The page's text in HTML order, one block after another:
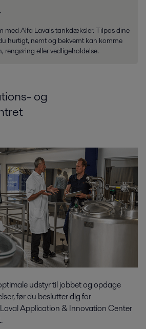
med Alfa Lavals tankdæksler. Tilpas dine
hurtigt, nemt og bekvemt kan komme
rengøring eller vedligeholdelse.
og
udstyr til jobbet og opdage
før du beslutter dig for
Application & Innovation Center